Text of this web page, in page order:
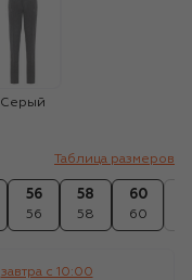
Серый
Таблица размеров
56
56
58
58
60
60
завтра c 10:00